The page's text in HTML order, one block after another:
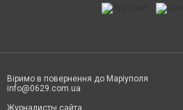
Віримо в повернення до Маріуполя
info@0629.com.ua
Журналисты сайта